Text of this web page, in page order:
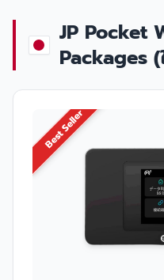
JP Pocket
Packages
Best Seller